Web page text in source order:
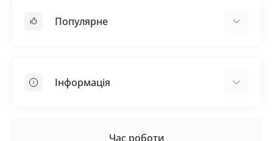
Популярне
Самовирівнююча суміш
Інформація
Час роботи